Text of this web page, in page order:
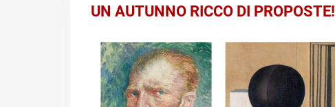
UN AUTUNNO RICCO DI PROPOSTE!